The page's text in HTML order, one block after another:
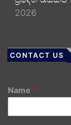
2026
CONTACT US
Name *